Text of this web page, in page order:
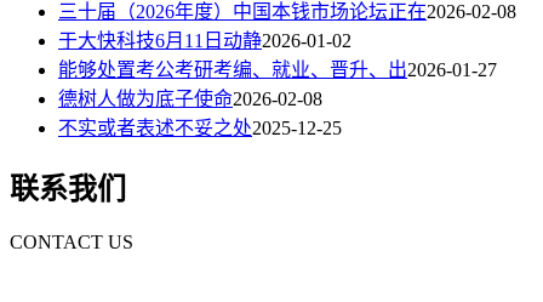
三十届（2026年度）中国本钱市场论坛正在2026-02-08
于大快科技6月11日动静2026-01-02
能够处置考公考研考编、就业、晋升、出2026-01-27
德树人做为底子使命2026-02-08
不实或者表述不妥之处2025-12-25
联系我们
CONTACT US